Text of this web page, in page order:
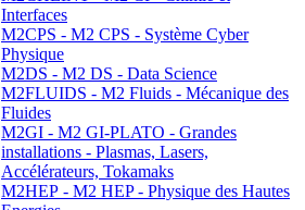
Interfaces
M2CPS - M2 CPS - Système Cyber
Physique
M2DS - M2 DS - Data Science
M2FLUIDS - M2 Fluids - Mécanique des
Fluides
M2GI - M2 GI-PLATO - Grandes
installations - Plasmas, Lasers,
Accélérateurs, Tokamaks
M2HEP - M2 HEP - Physique des Hautes